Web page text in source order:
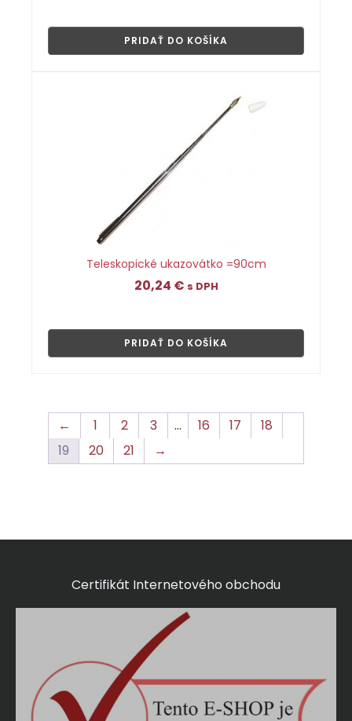
PRIDAŤ DO KOŠÍKA
Teleskopické ukazovátko =90cm
20,24 € s DPH
PRIDAŤ DO KOŠÍKA
← 1 2 3 … 16 17
18
19
20 21 →
Certifikát Internetového obchodu